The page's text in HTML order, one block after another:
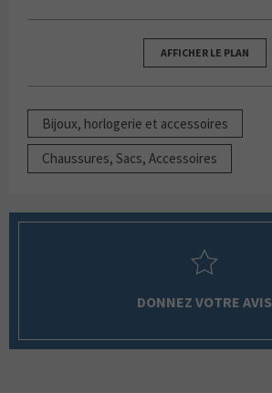
AFFICHER LE PLAN
Bijoux, horlogerie et accessoires
Chaussures, Sacs, Accessoires
DONNEZ VOTRE AVIS